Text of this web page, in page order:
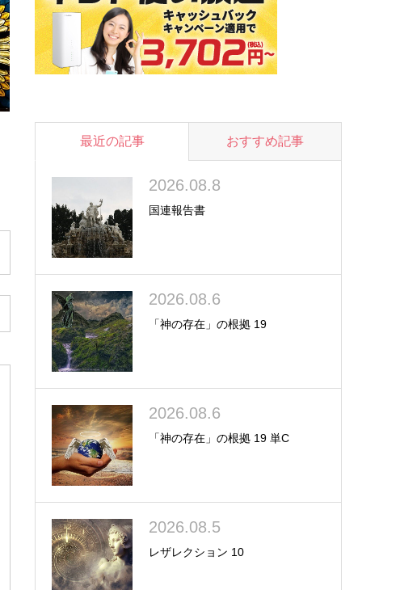
最近の記事 おすすめ記事
2026.08.8
国連報告書
2026.08.6
「神の存在」の根拠 19
2026.08.6
「神の存在」の根拠 19 単C
2026.08.5
レザレクション 10